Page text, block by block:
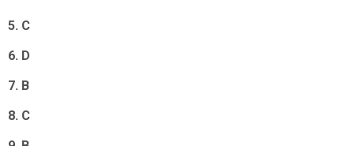
5. C
6. D
7. B
8. C